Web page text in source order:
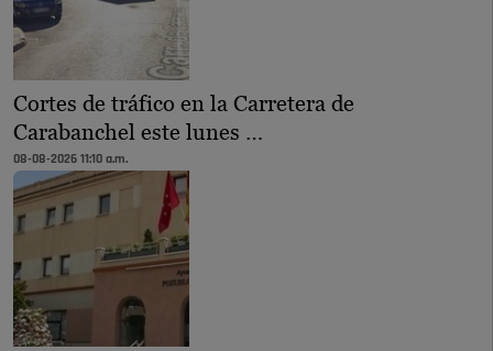
Cortes de tráfico en la Carretera de
Carabanchel este lunes …
08-08-2026 11:10 a.m.